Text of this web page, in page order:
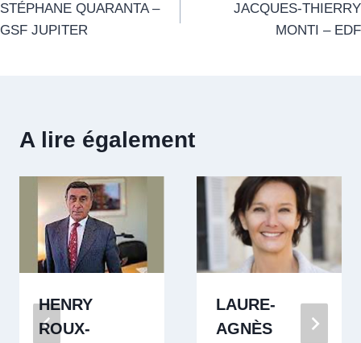
STÉPHANE QUARANTA –
GSF JUPITER
JACQUES-THIERRY
MONTI – EDF
A lire également
HENRY
ROUX-
LAURE-
AGNÈS